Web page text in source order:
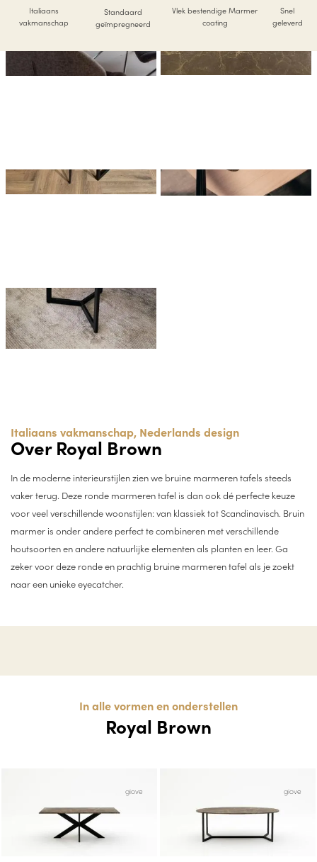
Italiaans
vakmanschap
Standaard
geïmpregneerd
Vlek bestendige Marmer
coating
Snel
geleverd
Italiaans vakmanschap, Nederlands design
Over Royal Brown
In de moderne interieurstijlen zien we bruine marmeren tafels steeds
vaker terug. Deze ronde marmeren tafel is dan ook dé perfecte keuze
voor veel verschillende woonstijlen: van klassiek tot Scandinavisch. Bruin
marmer is onder andere perfect te combineren met verschillende
houtsoorten en andere natuurlijke elementen als planten en leer. Ga
zeker voor deze ronde en prachtig bruine marmeren tafel als je zoekt
naar een unieke eyecatcher.
In alle vormen en onderstellen
Royal Brown
giove giove